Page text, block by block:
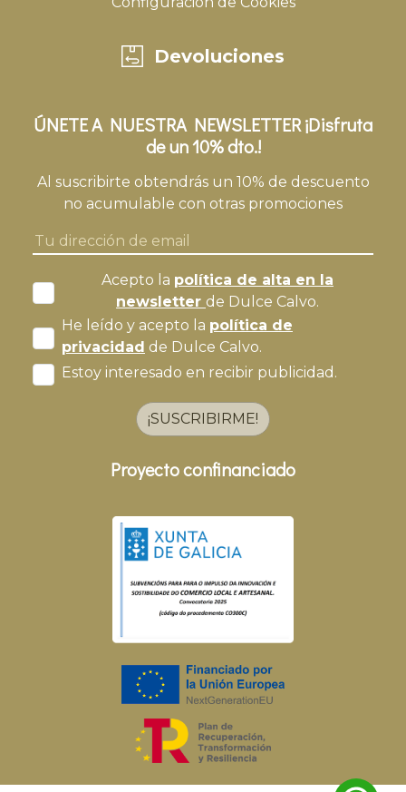
Devoluciones
ÚNETE A NUESTRA NEWSLETTER ¡Disfruta
de un 10% dto.!
Al suscribirte obtendrás un 10% de descuento
no acumulable con otras promociones
Acepto la política de alta en la
newsletter de Dulce Calvo.
He leído y acepto la política de
privacidad de Dulce Calvo.
Estoy interesado en recibir publicidad.
¡SUSCRIBIRME!
Proyecto confinanciado